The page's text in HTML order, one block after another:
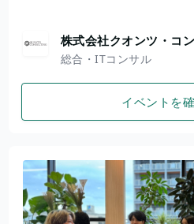
株式会社クオンツ・コ
総合・ITコンサル
イベントを